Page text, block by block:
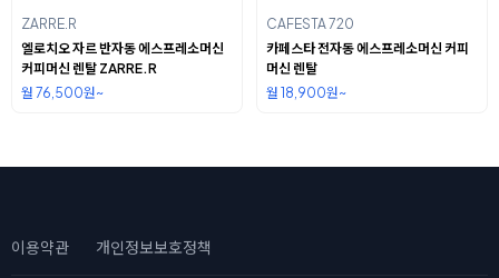
ZARRE.R
엘로치오 자르 반자동 에스프레소머신
커피머신 렌탈 ZARRE.R
월 76,500원~
CAFESTA 720
카페스타 전자동 에스프레소머신 커피
머신 렌탈
월 18,900원~
이용약관 개인정보보호정책